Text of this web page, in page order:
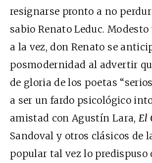
resignarse pronto a no
sabio Renato Leduc.
a la vez, don Renato se
posmodernidad al advertir
de gloria de los poetas
a ser un fardo psicológico
amistad con Agustín Lara, El
Sandoval y otros clásicos de
popular tal vez lo predispuso